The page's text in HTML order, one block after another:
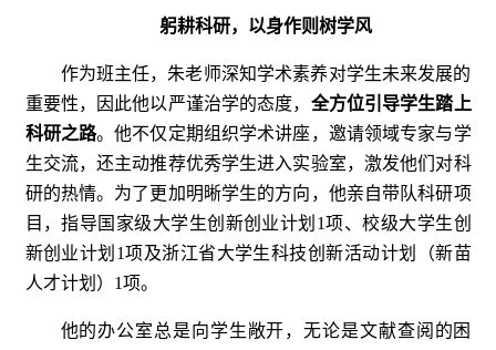
躬耕科研，以身作则树学风
作为班主任，朱老师深知学术素养对学生未来发展的
重要性，因此他以严谨治学的态度， 全方位引导学生踏上
科研之路。他不仅定期组织学术讲座，邀请领域专家与学
生交流，还主动推荐优秀学生进入实验室，激发他们对科
研的热情。为了更加明晰学生的方向，他亲自带队科研项
目，指导国家级大学生创新创业计划1项、校级大学生创
新创业计划1项及浙江省大学生科技创新活动计划（新苗
人才计划）1项。
他的办公室总是向学生敞开，无论是文献查阅的困